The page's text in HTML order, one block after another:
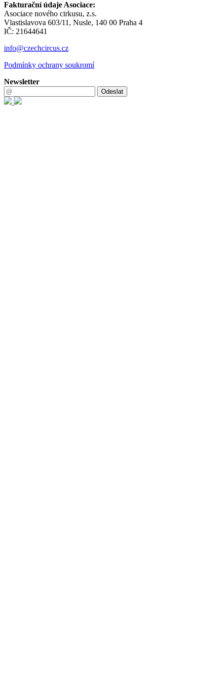
Fakturační údaje Asociace:
Asociace nového cirkusu, z.s.
Vlastislavova 603/11, Nusle, 140 00 Praha 4
IČ: 21644641
info@czechcircus.cz
Podmínky ochrany soukromí
Newsletter
Odeslat